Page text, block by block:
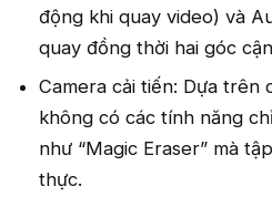
động khi quay video) và
quay đồng thời hai góc
Camera cải tiến: Dựa trên
không có các tính năng
như “Magic Eraser” mà
thực.